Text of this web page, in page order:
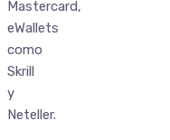
Mastercard,
eWallets
como
Skrill
y
Neteller.